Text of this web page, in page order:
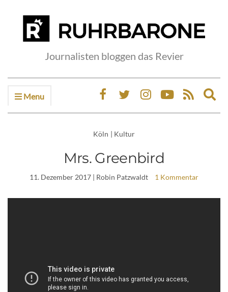
Journalisten bloggen das Revier
Menu
Köln | Kultur
Mrs. Greenbird
11. Dezember 2017 | Robin Patzwaldt 1 Kommentar